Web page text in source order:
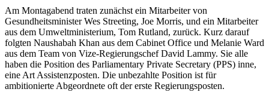
Am Montagabend traten zunächst ein Mitarbeiter von
Gesundheitsminister Wes Streeting, Joe Morris, und ein Mitarbeiter
aus dem Umweltministerium, Tom Rutland, zurück. Kurz darauf
folgten Naushabah Khan aus dem Cabinet Office und Melanie Ward
aus dem Team von Vize-Regierungschef David Lammy. Sie alle
haben die Position des Parliamentary Private Secretary (PPS) inne,
eine Art Assistenzposten. Die unbezahlte Position ist für
ambitionierte Abgeordnete oft der erste Regierungsposten.